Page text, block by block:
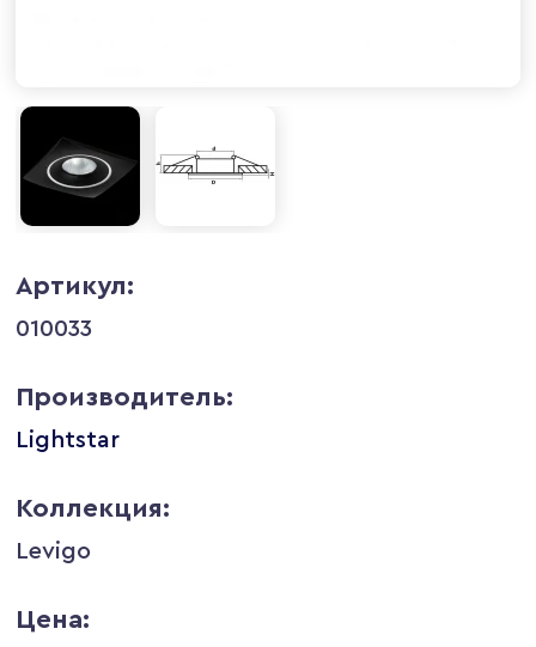
Артикул:
010033
Производитель:
Lightstar
Коллекция:
Levigo
Цена: